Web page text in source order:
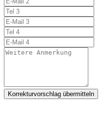
Korrekturvorschlag übermitteln